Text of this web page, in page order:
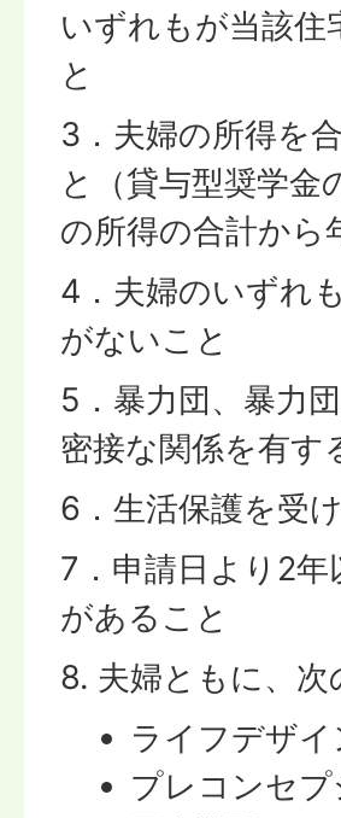
いずれもが当該住
と
3．夫婦の所得を
と（貸与型奨学金
の所得の合計から
4．夫婦のいずれ
がないこと
5．暴力団、暴力
密接な関係を有す
6．生活保護を受
7．申請日より2
があること
8. 夫婦ともに、
ライフデザ
プレコンセ